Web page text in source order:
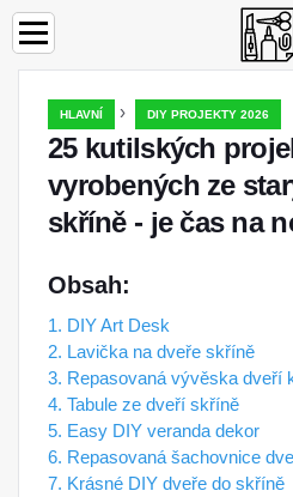
HLAVNÍ › DIY PROJEKTY 2026
25 kutilských
vyrobených ze
skříně - je čas na
Obsah:
1. DIY Art Desk
2. Lavička na dveře skříně
3. Repasovaná vývěska dveří
4. Tabule ze dveří skříně
5. Easy DIY veranda dekor
6. Repasovaná šachovnice
7. Krásné DIY dveře do skříně